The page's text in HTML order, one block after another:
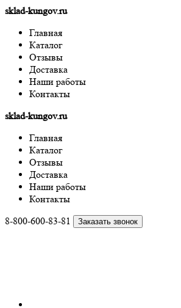
sklad-kungov.ru
Главная
Каталог
Отзывы
Доставка
Наши работы
Контакты
sklad-kungov.ru
Главная
Каталог
Отзывы
Доставка
Наши работы
Контакты
8-800-600-83-81
Заказать звонок